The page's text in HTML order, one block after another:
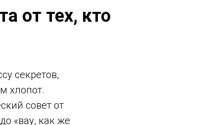
от тех, кто
секретов,
хлопот.
совет от
«вау, как же